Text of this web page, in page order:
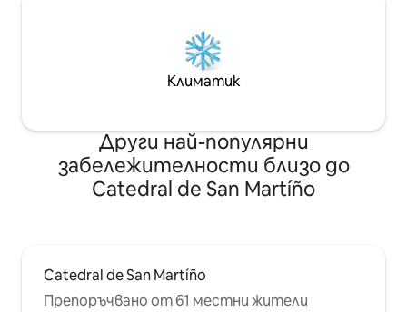
Климатик
Други най-популярни
забележителности близо до
Catedral de San Martíño
Catedral de San Martíño
Препоръчвано от 61 местни жители